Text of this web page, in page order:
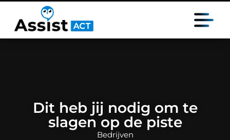
Dit heb jij nodig om te
slagen op de piste
Bedrijven